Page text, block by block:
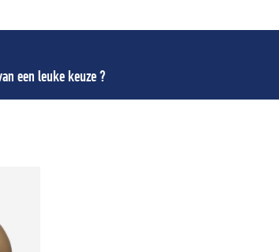
een leuke keuze ?